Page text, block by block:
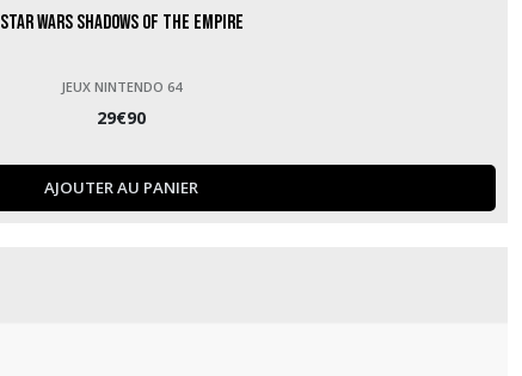
Star Wars Shadows of the Empire
JEUX NINTENDO 64
29€90
AJOUTER AU PANIER